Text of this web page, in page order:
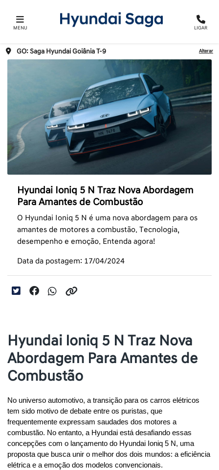
MENU LIGAR
GO: Saga Hyundai Goiânia T-9 Alterar
Hyundai Ioniq 5 N Traz Nova Abordagem
Para Amantes de Combustão
O Hyundai Ioniq 5 N é uma nova abordagem para os
amantes de motores a combustão. Tecnologia,
desempenho e emoção. Entenda agora!
Data da postagem: 17/04/2024
Hyundai Ioniq 5 N Traz Nova
Abordagem Para Amantes de
Combustão
No universo automotivo, a transição para os carros elétricos
tem sido motivo de debate entre os puristas, que
frequentemente expressam saudades dos motores a
combustão. No entanto, a Hyundai está desafiando essas
concepções com o lançamento do Hyundai Ioniq 5 N, uma
proposta que busca unir o melhor dos dois mundos: a eficiência
elétrica e a emoção dos modelos convencionais.